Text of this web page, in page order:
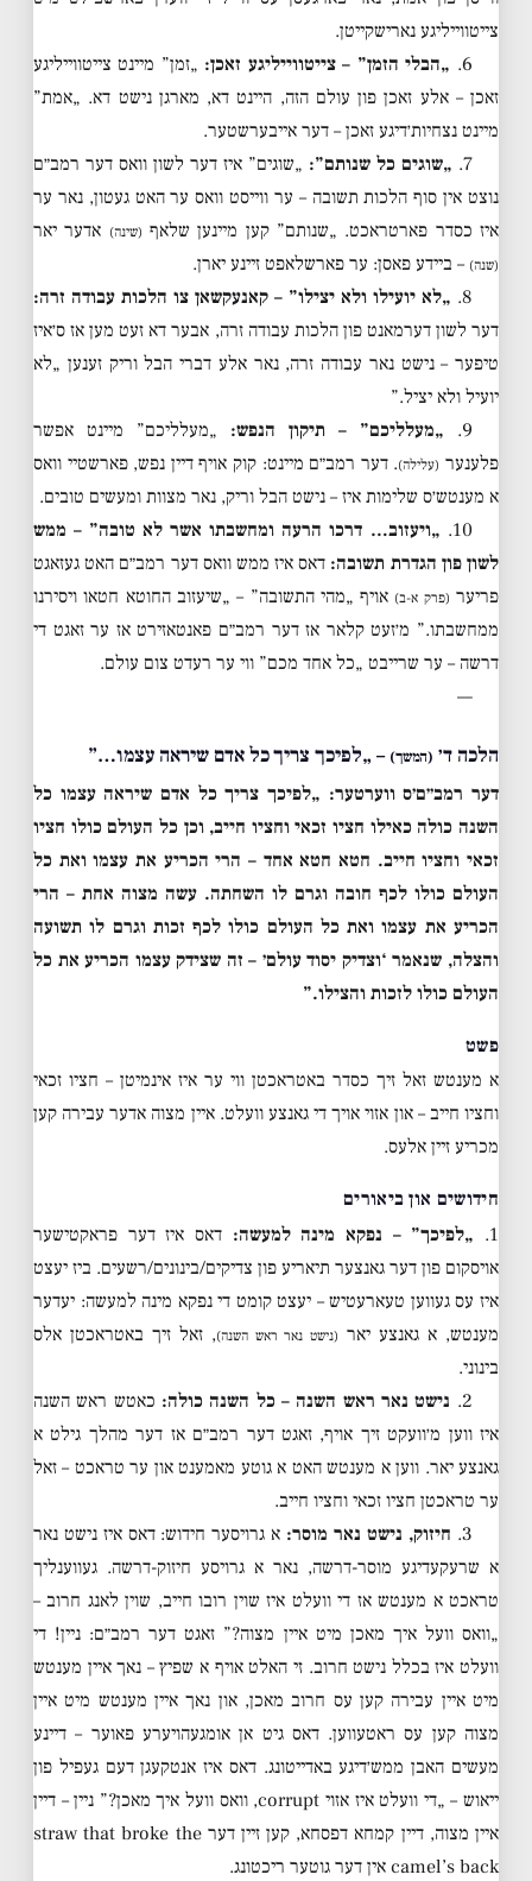
צייטווייליגע נארישקייטן.
6. „הבלי הזמן” – צייטווייליגע זאכן: „זמן” מיינט צייטווייליגע
זאכן – אלע זאכן פון עולם הזה, היינט דא, מארגן נישט דא. „אמת”
מיינט נצחיות׳דיגע זאכן – דער אייבערשטער.
7. „שוגים כל שנותם”: „שוגים” איז דער לשון וואס דער רמב״ם
נוצט אין סוף הלכות תשובה – ער ווייסט וואס ער האט געטון, נאר ער
איז כסדר פארטראכט. „שנותם” קען מיינען שלאף (שינה) אדער יאר
(שנה) – ביידע פאסן: ער פארשלאפט זיינע יארן.
8. „לא יועילו ולא יצילו” – קאנעקשאן צו הלכות עבודה זרה:
דער לשון דערמאנט פון הלכות עבודה זרה, אבער דא זעט מען אז ס׳איז
טיפער – נישט נאר עבודה זרה, נאר אלע דברי הבל וריק זענען „לא
יועיל ולא יציל.”
9.
„מעלליכם” – תיקון הנפש: „מעלליכם” מיינט אפשר
פלענער (עלילה). דער רמב״ם מיינט: קוק אויף דיין נפש, פארשטיי וואס
א מענטש׳ס שלימות איז – נישט הבל וריק, נאר מצוות ומעשים טובים.
10. „ויעזוב… דרכו הרעה ומחשבתו אשר לא טובה” – ממש
לשון פון הגדרת תשובה: דאס איז ממש וואס דער רמב״ם האט געזאגט
פריער (פרק א-ב) אויף „מהי התשובה” – „שיעזוב החוטא חטאו ויסירנו
ממחשבתו.” מ׳זעט קלאר אז דער רמב״ם פאנטאזירט אז ער זאגט די
דרשה – ער שרייבט „כל אחד מכם” ווי ער רעדט צום עולם.
—
הלכה ד׳ (המשך) – „לפיכך צריך כל אדם שיראה עצמו…”
דער רמב״ם׳ס ווערטער: „לפיכך צריך כל אדם שיראה עצמו כל
השנה כולה כאילו חציו זכאי וחציו חייב, וכן כל העולם כולו חציו
זכאי וחציו חייב. חטא חטא אחד – הרי הכריע את עצמו ואת כל
העולם כולו לכף חובה וגרם לו השחתה. עשה מצוה אחת – הרי
הכריע את עצמו ואת כל העולם כולו לכף זכות וגרם לו תשועה
והצלה, שנאמר ‘וצדיק יסוד עולם׳ – זה שצידק עצמו הכריע את כל
העולם כולו לזכות והצילו.”
פשט
א מענטש זאל זיך כסדר באטראכטן ווי ער איז אינמיטן – חציו זכאי
וחציו חייב – און אזוי אויך די גאנצע וועלט. איין מצוה אדער עבירה קען
מכריע זיין אלעס.
חידושים און ביאורים
1.
„לפיכך” – נפקא מינה למעשה: דאס איז דער פראקטישער
אויסקום פון דער גאנצער תיאריע פון צדיקים/בינונים/רשעים. ביז יעצט
איז עס געווען טעארעטיש – יעצט קומט די נפקא מינה למעשה: יעדער
מענטש, א גאנצע יאר (נישט נאר ראש השנה), זאל זיך באטראכטן אלס
בינוני.
2. נישט נאר ראש השנה – כל השנה כולה: כאטש ראש השנה
איז ווען מ׳וועקט זיך אויף, זאגט דער רמב״ם אז דער מהלך גילט א
גאנצע יאר. ווען א מענטש האט א גוטע מאמענט און ער טראכט – זאל
ער טראכטן חציו זכאי וחציו חייב.
3. חיזוק, נישט נאר מוסר: א גרויסער חידוש: דאס איז נישט נאר
א שרעקעדיגע מוסר-דרשה, נאר א גרויסע חיזוק-דרשה. געווענליך
טראכט א מענטש אז די וועלט איז שוין רובו חייב, שוין לאנג חרוב –
„וואס וועל איך מאכן מיט איין מצוה?” זאגט דער רמב״ם: ניין! די
וועלט איז בכלל נישט חרוב. זי האלט אויף א שפיץ – נאך איין מענטש
מיט איין עבירה קען עס חרוב מאכן, און נאך איין מענטש מיט איין
מצוה קען עס ראטעווען. דאס גיט אן אומגעהויערע פאוער – דיינע
מעשים האבן ממש׳דיגע באדייטונג. דאס איז אנטקעגן דעם געפיל פון
ייאוש – „די וועלט איז אזוי corrupt, וואס וועל איך מאכן?” ניין – דיין
איין מצוה, דיין קמחא דפסחא, קען זיין דער straw that broke the
camel’s back אין דער גוטער ריכטונג.